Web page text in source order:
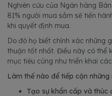
Nghiên cứu của Ngân hàng
81% người mua sắm sẽ tiến
khi quyết định mua.
Do đó họ biết chính xác những
thuận tốt nhất. Điều này có thể
mục tiêu cũng như triển khai
Làm thế nào để tiếp cận
Tạo sự khẩn cấp và thúc